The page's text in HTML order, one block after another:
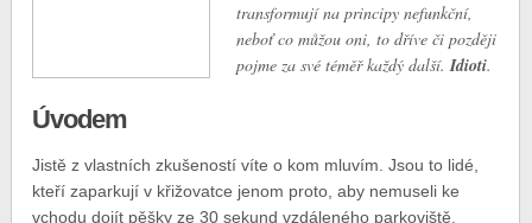
transformují na principy nefunkční,
neboť co můžou oni, to dříve či později
pojme za své téměř každý další.Idioti.
Úvodem
Jistě z vlastních zkušeností víte o kom mluvím. Jsou to lidé,
kteří zaparkují v křižovatce jenom proto, aby nemuseli ke
vchodu dojít pěšky ze 30 sekund vzdáleného parkoviště.